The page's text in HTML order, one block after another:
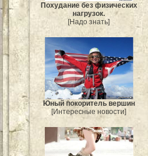
Похудание без физических
нагрузок.
[Надо знать]
Юный покоритель вершин
[Интересные новости]